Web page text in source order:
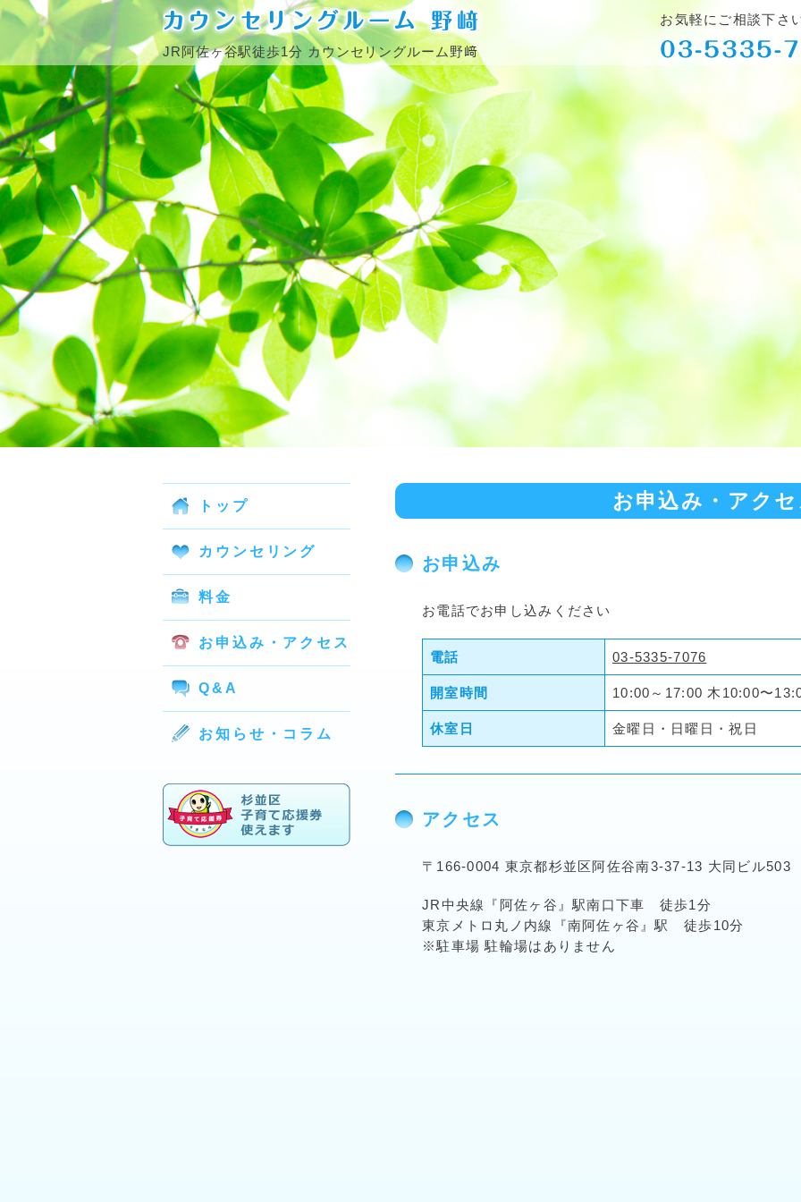
JR阿佐ヶ谷駅徒歩1分 カウンセリングルーム野﨑
お気軽にご相談下さ
トップ
カウンセリング
料金
お申込み・アクセス
Q&A
お知らせ・コラム
お申込み・アク
お申込み
お電話でお申し込みください
電話 03-5335-7076
開室時間 10:00～17:00 木10:00〜
休室日 金曜日・日曜日・祝日
アクセス
〒166-0004 東京都杉並区阿佐谷南3-37-13 大同ビル503
JR中央線『阿佐ヶ谷』駅南口下車 徒歩1分
東京メトロ丸ノ内線『南阿佐ヶ谷』駅 徒歩10分
※駐車場 駐輪場はありません